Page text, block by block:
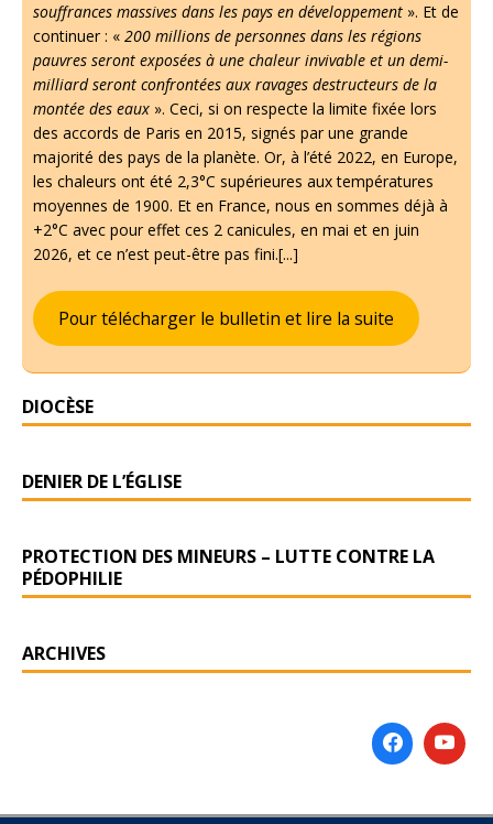
souffrances massives dans les pays en développement ». Et de
continuer : « 200 millions de personnes dans les régions
pauvres seront exposées à une chaleur invivable et un demi-
milliard seront confrontées aux ravages destructeurs de la
montée des eaux ». Ceci, si on respecte la limite fixée lors
des accords de Paris en 2015, signés par une grande
majorité des pays de la planète. Or, à l’été 2022, en Europe,
les chaleurs ont été 2,3°C supérieures aux températures
moyennes de 1900. Et en France, nous en sommes déjà à
+2°C avec pour effet ces 2 canicules, en mai et en juin
2026, et ce n’est peut-être pas fini.[...]
Pour télécharger le bulletin et lire la suite
DIOCÈSE
DENIER DE L’ÉGLISE
PROTECTION DES MINEURS – LUTTE CONTRE LA
PÉDOPHILIE
ARCHIVES